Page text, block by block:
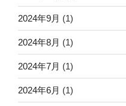
2024年9月 (1)
2024年8月 (1)
2024年7月 (1)
2024年6月 (1)